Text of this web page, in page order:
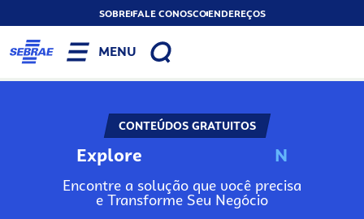
SOBREFALE CONOSCOENDEREÇOS
MENU
CONTEÚDOS GRATUITOS
Explore N
Encontre a solução que você precisa
e Transforme Seu Negócio